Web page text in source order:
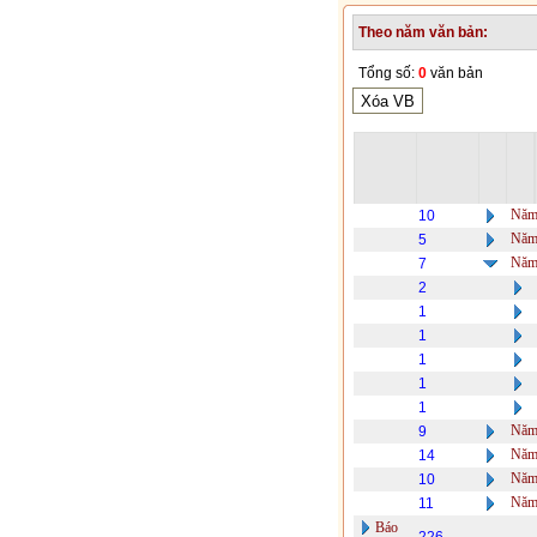
Theo năm văn bản:
Tổng số: 0 văn bản
10
5
7
2
1
1
1
1
1
9
14
10
11
Báo